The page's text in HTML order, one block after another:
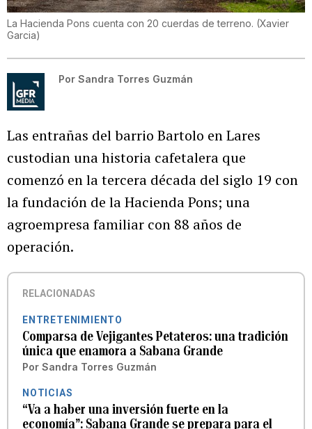
La Hacienda Pons cuenta con 20 cuerdas de terreno. (Xavier
Garcia)
Por Sandra Torres Guzmán
Las entrañas del barrio Bartolo en Lares
custodian una historia cafetalera que
comenzó en la tercera década del siglo 19 con
la fundación de la Hacienda Pons; una
agroempresa familiar con 88 años de
operación.
RELACIONADAS
ENTRETENIMIENTO
Comparsa de Vejigantes Petateros: una tradición
única que enamora a Sabana Grande
Por Sandra Torres Guzmán
NOTICIAS
“Va a haber una inversión fuerte en la
economía”: Sabana Grande se prepara para el